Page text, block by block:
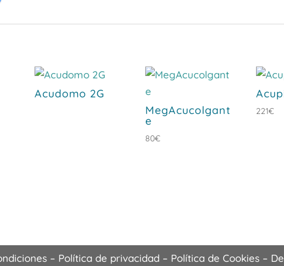
Acudomo 2G
MegAcucolgant
e
80€
221€
– Política de privacidad – Política de Cookies –